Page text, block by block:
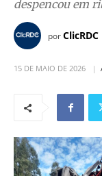
despencou em
porClicRDC
15 DE MAIO DE 2026